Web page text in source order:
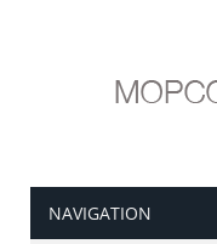
NAVIGATION